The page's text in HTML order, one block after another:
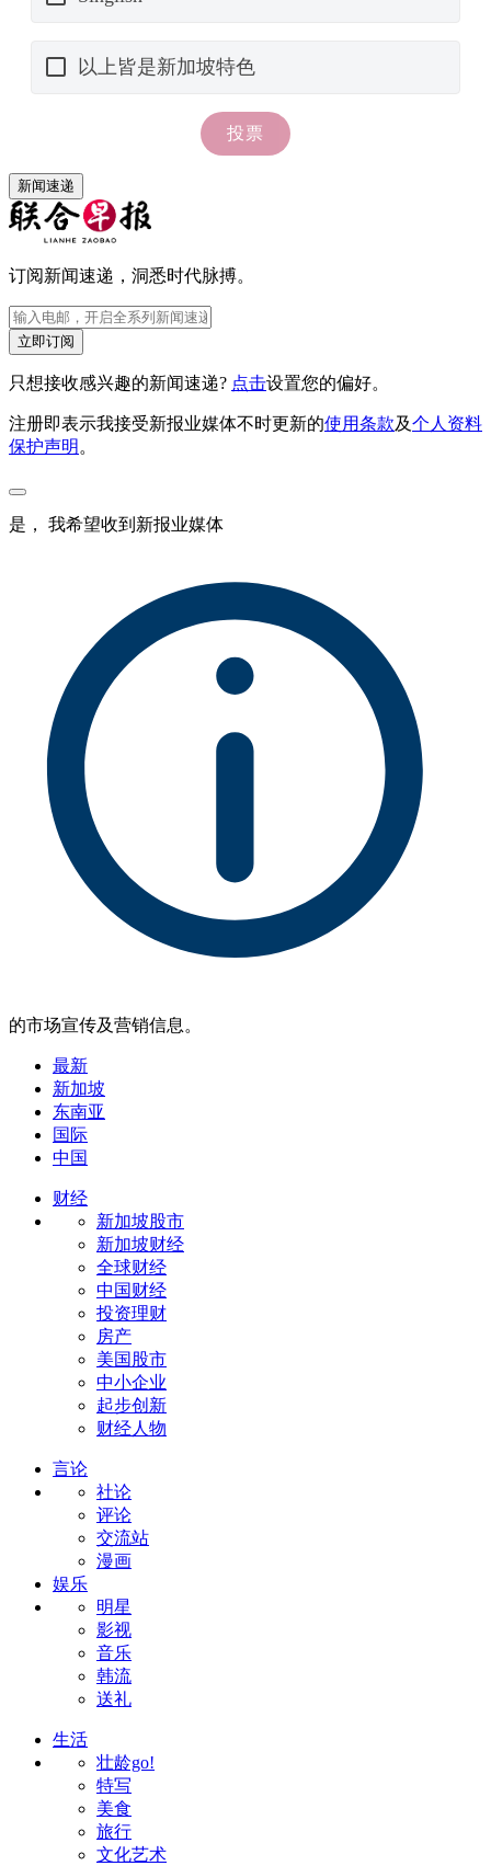
新闻速递
订阅新闻速递，洞悉时代脉搏。
立即订阅
只想接收感兴趣的新闻速递? 点击设置您的偏好。
注册即表示我接受新报业媒体不时更新的使用条款及个人资料
保护声明 。
是， 我希望收到新报业媒体
的市场宣传及营销信息。
最新
新加坡
东南亚
国际
中国
财经
新加坡股市
新加坡财经
全球财经
中国财经
投资理财
房产
美国股市
中小企业
起步创新
财经人物
言论
社论
评论
交流站
漫画
娱乐
明星
影视
音乐
韩流
送礼
生活
壮龄go!
特写
美食
旅行
文化艺术